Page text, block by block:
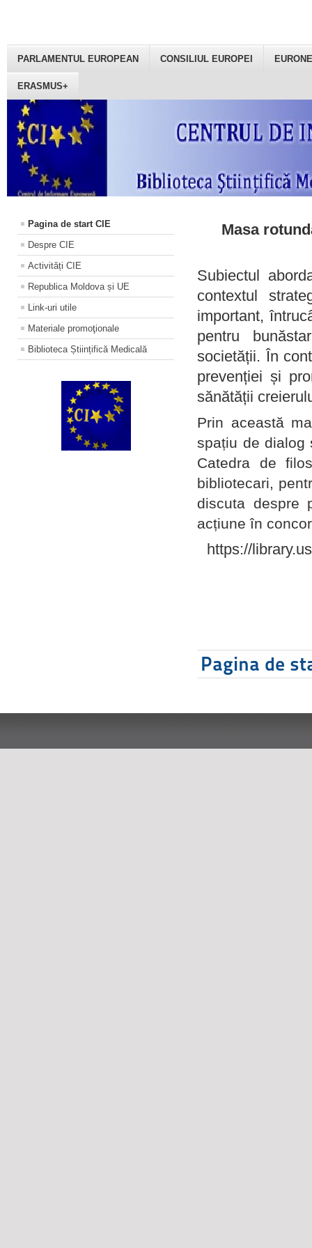
PARLAMENTUL EUROPEAN CONSILIUL EUROPEI
ERASMUS+
Pagina de start CIE
Despre CIE
Activități CIE
Republica Moldova și UE
Link-uri utile
Materiale promoţionale
Biblioteca Științifică Medicală
Masa
Subiectul
contextul
important,
pentru
societății. În
prevenției și
sănătății
Prin această
spațiu de dialog
Catedra de
bibliotecari,
discuta despre
acțiune în
https://
Pagina de